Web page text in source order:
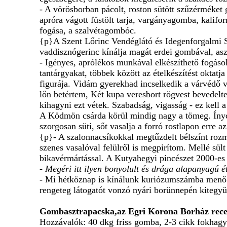
- A vörösborban pácolt, roston sütött
apróra vágott füstölt tarja, vargányagomba,
fogása, a szalvétagombóc.
{p}A Szent Lőrinc Vendéglátó és Idegenforgalmi
vaddisznógerinc kínálja magát erdei gombával,
- Igényes, aprólékos munkával elkészíthető
tantárgyakat, többek között az ételkészítést
figurája. Vidám gyerekhad incselkedik a
lőn betértem, Két kupa veresbort rögvest
kihagyni ezt vétek. Szabadság, vigasság - ez kell
A Ködmön csárda körül mindig nagy a tömeg.
szorgosan süti, sőt vasalja a forró rostlapon erre
{p}- A szalonnacsíkokkal megtűzdelt bélszínt
szenes vasalóval felülről is megpirítom. Mellé
bikavérmártással. A Kutyahegyi pincészet 2000-
- Megéri itt ilyen bonyolult és drága alapanyagú
- Mi hétköznap is kínálunk kuriózumszámba
rengeteg látogatót vonzó nyári borünnepén
Gombasztrapacska,az Egri Korona Borház
Hozzávalók: 40 dkg friss gomba, 2-3 cikk